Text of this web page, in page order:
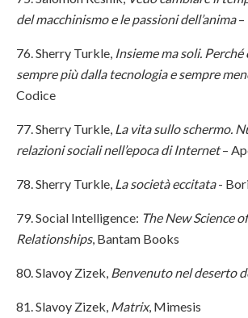
del macchinismo e le passioni dell’anima–
76. Sherry Turkle, Insieme ma soli.
sempre più dalla tecnologia e sempre
Codice
77. Sherry Turkle, La vita sullo schermo.
relazioni sociali nell’epoca di Internet–
78. Sherry Turkle, La società eccitata-
79. Social Intelligence: The New Science
Relationships, Bantam Books
80. Slavoy Zizek, Benvenuto nel deserto
81. Slavoy Zizek, Matrix, Mimesis